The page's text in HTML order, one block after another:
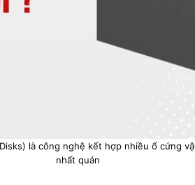
là công nghệ kết hợp nhiều ổ cứng
nhất quán